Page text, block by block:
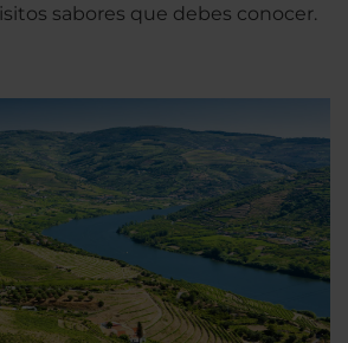
sabores que debes conocer.